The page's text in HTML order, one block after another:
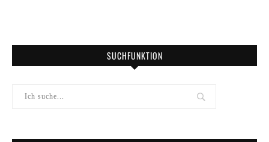
SUCHFUNKTION